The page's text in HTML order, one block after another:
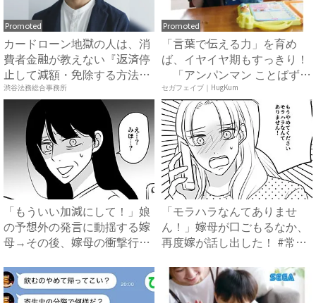
Promoted
カードローン地獄の人は、消
費者金融が教えない『返済停
止して減額・免除する方法』
で...
渋谷法務総合事務所
Promoted
「言葉で伝える力」を育め
ば、イヤイヤ期もすっきり！
「アンパンマン ことばずか
ん...
セガフェイブ｜HugKum
「もういい加減にして！」娘
の予想外の発言に動揺する嫁
母→その後、嫁母の衝撃行動
「モラハラなんてありませ
ん！」嫁母が口ごもるなか、
再度嫁が話し出した！ #常識